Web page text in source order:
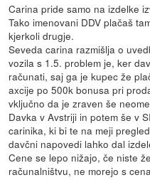
Carina pride samo na izdelke
Tako imenovani DDV plačaš
kjerkoli drugje.
Seveda carina razmišlja o
vozila s 1.5. problem je, ker
računati, saj ga je kupec že
axcije po 500k bonusa pri
vključno da je zraven še
Davka v Avstriji in potem še v
carinika, ki bi te na meji
davčni napovedi lahko dal
Cene se lepo nižajo, če niste
računalništvu, ne morejo s